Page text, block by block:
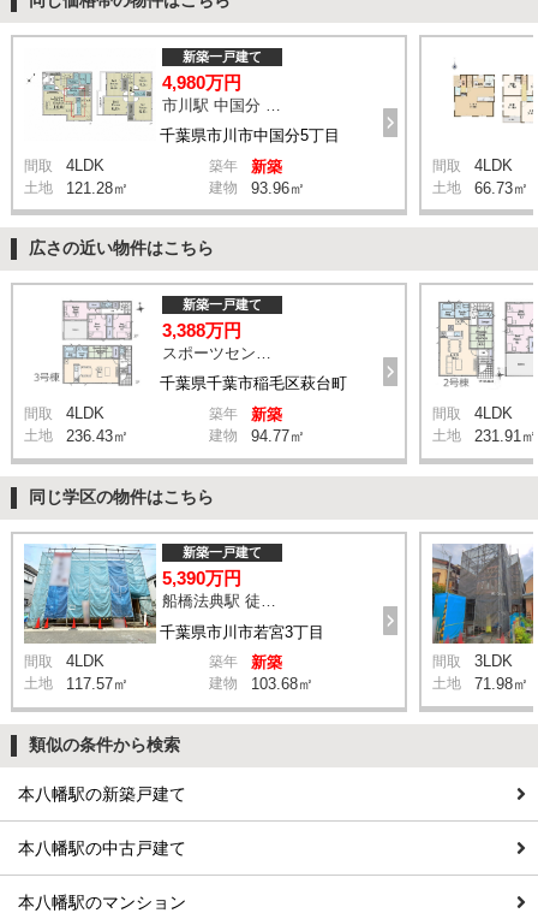
千葉県市川市中国分5丁目
新築一戸建て
4,980万円
間取 4LDK 築年 新築
土地 121.28㎡ 建物 93.96㎡
間取 4LDK
土地 66.73㎡
広さの近い物件はこちら
千葉県千葉市稲毛区萩台町
新築一戸建て
3,388万円
スポーツセンター駅 徒歩11分
間取 4LDK 築年 新築
土地 236.43㎡ 建物 94.77㎡
間取 4LDK
土地 231.91㎡
同じ学区の物件はこちら
千葉県市川市若宮3丁目
新築一戸建て
5,390万円
船橋法典駅 徒歩17分
間取 4LDK 築年 新築
土地 117.57㎡ 建物 103.68㎡
間取 3LDK
土地 71.98㎡
類似の条件から検索
本八幡駅の新築戸建て
本八幡駅の中古戸建て
本八幡駅のマンション